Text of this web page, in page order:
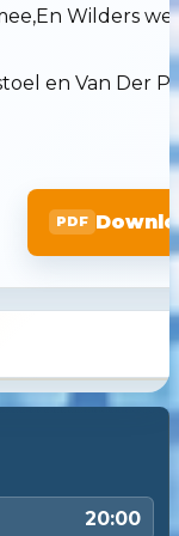
20:00
Wilders
en Van Der